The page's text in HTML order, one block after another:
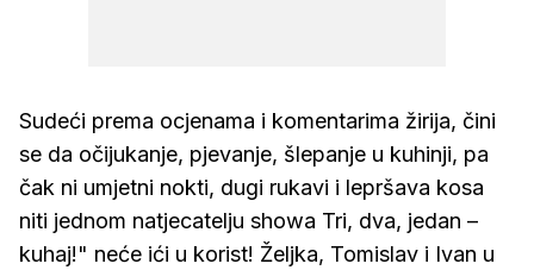
Sudeći prema ocjenama i komentarima žirija, čini
se da očijukanje, pjevanje, šlepanje u kuhinji, pa
čak ni umjetni nokti, dugi rukavi i lepršava kosa
niti jednom natjecatelju showa Tri, dva, jedan –
kuhaj!" neće ići u korist! Željka, Tomislav i Ivan u